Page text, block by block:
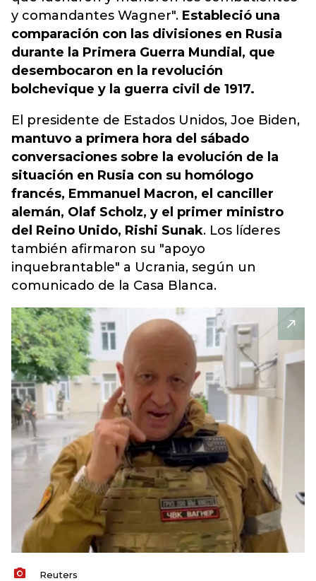
y comandantes Wagner". Estableció una
comparación con las divisiones en Rusia
durante la Primera Guerra Mundial, que
desembocaron en la revolución
bolchevique y la guerra civil de 1917.
El presidente de Estados Unidos, Joe Biden,
mantuvo a primera hora del sábado
conversaciones sobre la evolución de la
situación en Rusia con su homólogo
francés, Emmanuel Macron, el canciller
alemán, Olaf Scholz, y el primer ministro
del Reino Unido, Rishi Sunak. Los líderes
también afirmaron su "apoyo
inquebrantable" a Ucrania, según un
comunicado de la Casa Blanca.
Reuters